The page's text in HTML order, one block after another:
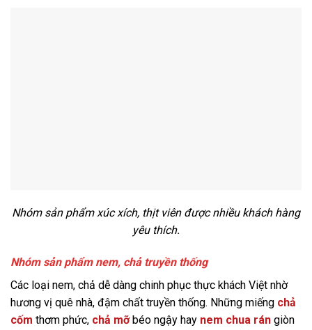
Nhóm sản phẩm xúc xích, thịt viên được nhiều khách hàng
yêu thích.
Nhóm sản phẩm nem, chả truyền thống
Các loại nem, chả dễ dàng chinh phục thực khách Việt nhờ
hương vị quê nhà, đậm chất truyền thống. Những miếng chả
cốm thơm phức, chả mỡbéo ngậy hay nem chua rán giòn